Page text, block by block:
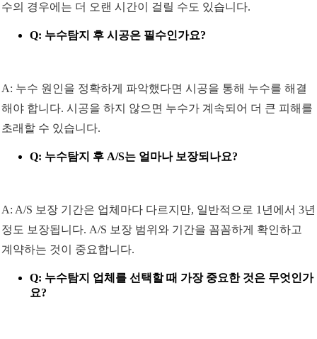
수의 경우에는 더 오랜 시간이 걸릴 수도 있습니다.
Q: 누수탐지 후 시공은 필수인가요?
A: 누수 원인을 정확하게 파악했다면 시공을 통해 누수를 해결
해야 합니다. 시공을 하지 않으면 누수가 계속되어 더 큰 피해를
초래할 수 있습니다.
Q: 누수탐지 후 A/S는 얼마나 보장되나요?
A: A/S 보장 기간은 업체마다 다르지만, 일반적으로 1년에서 3년
정도 보장됩니다. A/S 보장 범위와 기간을 꼼꼼하게 확인하고
계약하는 것이 중요합니다.
Q: 누수탐지 업체를 선택할 때 가장 중요한 것은 무엇인가
요?